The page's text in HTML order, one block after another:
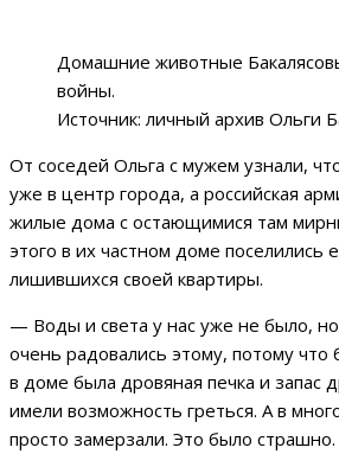
Домашние животные
войны.
Источник: личный архив Ольги
От соседей Ольга с мужем узнали,
уже в центр города, а российская
жилые дома с остающимися там
этого в их частном доме
лишившихся своей квартиры.
— Воды и света у нас уже не было, но
очень радовались этому, потому
в доме была дровяная печка и запас
имели возможность греться. А в
просто замерзали. Это было